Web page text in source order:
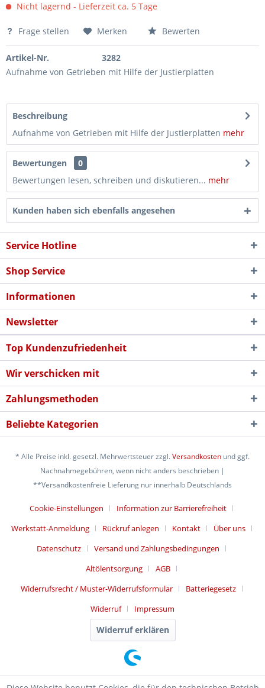
Nicht lagernd - Lieferzeit ca. 5 Tage
Frage stellen Merken Bewerten
Artikel-Nr.
3282
Aufnahme von Getrieben mit Hilfe der Justierplatten
Beschreibung
Aufnahme von Getrieben mit Hilfe der Justierplatten mehr
Bewertungen
0
Bewertungen lesen, schreiben und diskutieren... mehr
Kunden haben sich ebenfalls angesehen
Service Hotline
Shop Service
Informationen
Newsletter
Top Kundenzufriedenheit
Wir verschicken mit
Zahlungsmethoden
Beliebte Kategorien
* Alle Preise inkl. gesetzl. Mehrwertsteuer zzgl.Versandkosten und ggf.
Nachnahmegebühren, wenn nicht anders beschrieben |
**Versandkostenfreie Lieferung nur innerhalb Deutschlands
Cookie-Einstellungen
Information zur Barrierefreiheit
Werkstatt-Anmeldung
Rückruf anlegen Kontakt
Über uns
Datenschutz
Versand und Zahlungsbedingungen
Altölentsorgung
AGB
Widerrufsrecht / Muster-Widerrufsformular
Batteriegesetz
Widerruf
Impressum
Widerruf erklären